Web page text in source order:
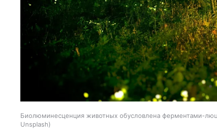
Биолюминесценция животных обусловлена ферментами-
Unsplash